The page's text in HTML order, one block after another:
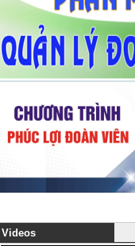
Videos